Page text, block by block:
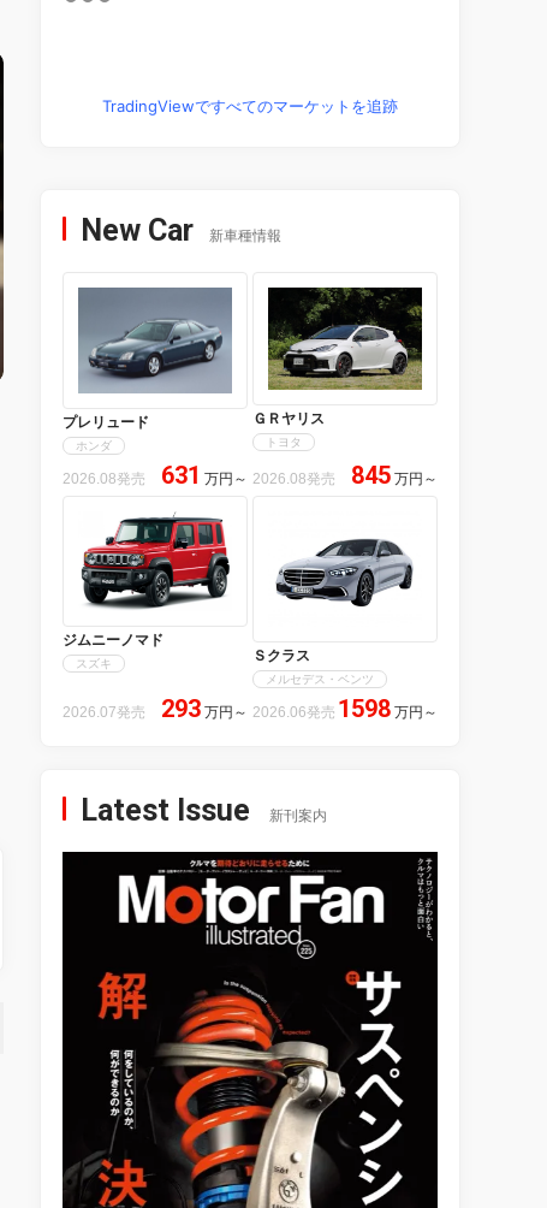
TradingViewですべてのマーケットを追跡
New Car 新車種情報
プレリュード
ホンダ
2026.08発売 631 万円 ～
ＧＲヤリス
トヨタ
2026.08発売 845 万円 ～
ジムニーノマド
スズキ
2026.07発売 293 万円 ～
Ｓクラス
メルセデス・ベンツ
2026.06発売 1598 万円 ～
Latest Issue 新刊案内